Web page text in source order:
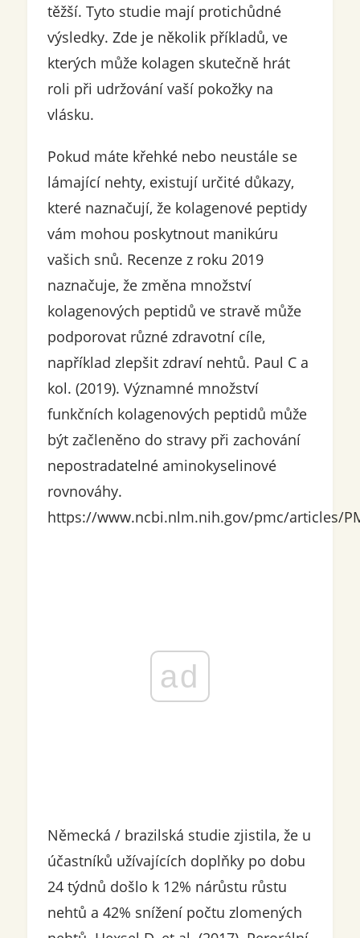
těžší. Tyto studie mají protichůdné
výsledky. Zde je několik příkladů, ve
kterých může kolagen skutečně hrát
roli při udržování vaší pokožky na
vlásku.
Pokud máte křehké nebo neustále se
lámající nehty, existují určité důkazy,
které naznačují, že kolagenové peptidy
vám mohou poskytnout manikúru
vašich snů. Recenze z roku 2019
naznačuje, že změna množství
kolagenových peptidů ve stravě může
podporovat různé zdravotní cíle,
například zlepšit zdraví nehtů. Paul C a
kol. (2019). Významné množství
funkčních kolagenových peptidů může
být začleněno do stravy při zachování
nepostradatelné aminokyselinové
rovnováhy.
https://www.ncbi.nlm.nih.gov/pmc/articles/
ad
Německá / brazilská studie zjistila, že u
účastníků užívajících doplňky po dobu
24 týdnů došlo k 12% nárůstu růstu
nehtů a 42% snížení počtu zlomených